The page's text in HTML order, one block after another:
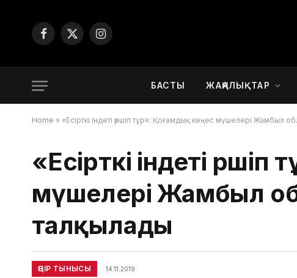
Facebook
X
Instagram
БАСТЫ ЖАҢАЛЫҚТАР
Home » «Есірткі індеті өршіп тұр»: Қоғамдық кеңес мүшелері Жамбыл
«Есірткі індеті
мүшелері Жамбыл
талқылады
ӨҢІР ТЫНЫСЫ 14.11.2019